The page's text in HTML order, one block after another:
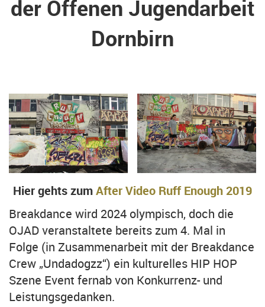
der Offenen Jugendarbeit
Dornbirn
Hier gehts zumAfter Video Ruff Enough 2019
Breakdance wird 2024 olympisch, doch die
OJAD veranstaltete bereits zum 4. Mal in
Folge (in Zusammenarbeit mit der Breakdance
Crew „Undadogzz“) ein kulturelles HIP HOP
Szene Event fernab von Konkurrenz- und
Leistungsgedanken.